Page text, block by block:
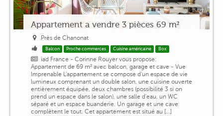
Appartement a vendre 3 pièces 69 m²
Près de Chanonat
Balcon Proche commerces Cuisine américaine Box
iad France - Corinne Rouyer vous propose:
Appartement de 69 m² avec balcon, garage et cave - Vue
Imprenable L'appartement se compose d'un espace de vie
lumineux comprenant un double salon, une cuisine ouverte
entièrement équipée, deux chambres (possibilité 3 si on
prend un espace dans le salon), une salle d'eau, un WC
séparé et un espace buanderie. Un garage et une cave
complètent le tout. Cet appartement est situé au [...]